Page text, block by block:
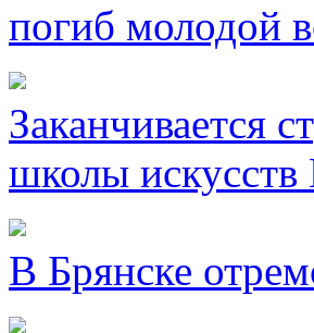
погиб молодой
Заканчивается
школы
В Брянске